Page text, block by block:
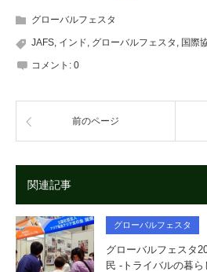
グローバルフェスタ
JAFS, インド, グローバルフェスタ , 国際
コメント: 0
前のページ
関連記事
グローバルフェスタ
グローバルフェスタ
民 -トライバルの暮